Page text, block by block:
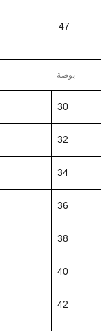
47
بوصة
30
32
34
36
38
40
42